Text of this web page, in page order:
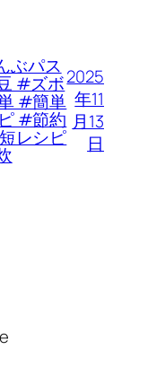
ぶパス
#ズボ
#簡単
#節約
レシピ
2025
年11
月13
日